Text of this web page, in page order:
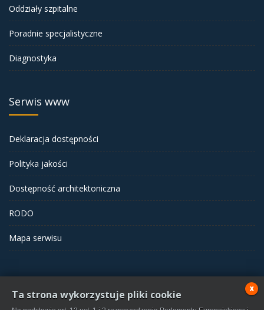
Oddziały szpitalne
Poradnie specjalistyczne
Diagnostyka
Serwis www
Deklaracja dostępności
Polityka jakości
Dostępność architektoniczna
RODO
Mapa serwisu
Ta strona wykorzystuje pliki cookie x